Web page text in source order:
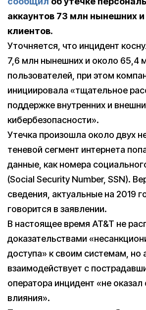
аккаунтов 73 млн нынешних
клиентов.
Уточняется, что инцидент
7,6 млн нынешних и около 65,4
пользователей, при этом
инициировала «тщательное
поддержке внутренних и
кибербезопасности».
Утечка произошла около двух
теневой сегмент интернета
данные, как номера
(Social Security Number, SSN).
сведения, актуальные на 2019
говорится в заявлении.
В настоящее время AT&T не
доказательствами
доступа» к своим системам, но
взаимодействует с
оператора инцидент «не
влияния».